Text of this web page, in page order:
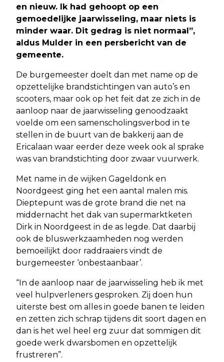
en nieuw. Ik had gehoopt op een
gemoedelijke jaarwisseling, maar niets is
minder waar. Dit gedrag is niet normaal”,
aldus Mulder in een persbericht van de
gemeente.
De burgemeester doelt dan met name op de
opzettelijke brandstichtingen van auto’s en
scooters, maar ook op het feit dat ze zich in de
aanloop naar de jaarwisseling genoodzaakt
voelde om een samenscholingsverbod in te
stellen in de buurt van de bakkerij aan de
Ericalaan waar eerder deze week ook al sprake
was van brandstichting door zwaar vuurwerk.
Met name in de wijken Gageldonk en
Noordgeest ging het een aantal malen mis.
Dieptepunt was de grote brand die net na
middernacht het dak van supermarktketen
Dirk in Noordgeest in de as legde. Dat daarbij
ook de bluswerkzaamheden nog werden
bemoeilijkt door raddraaiers vindt de
burgemeester ‘onbestaanbaar’.
“In de aanloop naar de jaarwisseling heb ik met
veel hulpverleners gesproken. Zij doen hun
uiterste best om alles in goede banen te leiden
en zetten zich schrap tijdens dit soort dagen en
dan is het wel heel erg zuur dat sommigen dit
goede werk dwarsbomen en opzettelijk
frustreren”.